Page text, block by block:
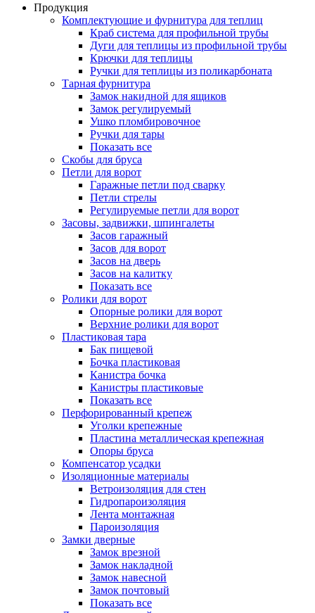
Продукция
Комплектующие и фурнитура для теплиц
Краб система для профильной трубы
Дуги для теплицы из профильной трубы
Крючки для теплицы
Ручки для теплицы из поликарбоната
Тарная фурнитура
Замок накидной для ящиков
Замок регулируемый
Ушко пломбировочное
Ручки для тары
Показать все
Скобы для бруса
Петли для ворот
Гаражные петли под сварку
Петли стрелы
Регулируемые петли для ворот
Засовы, задвижки, шпингалеты
Засов гаражный
Засов для ворот
Засов на дверь
Засов на калитку
Показать все
Ролики для ворот
Опорные ролики для ворот
Верхние ролики для ворот
Пластиковая тара
Бак пищевой
Бочка пластиковая
Канистра бочка
Канистры пластиковые
Показать все
Перфорированный крепеж
Уголки крепежные
Пластина металлическая крепежная
Опоры бруса
Компенсатор усадки
Изоляционные материалы
Ветроизоляция для стен
Гидропароизоляция
Лента монтажная
Пароизоляция
Замки дверные
Замок врезной
Замок накладной
Замок навесной
Замок почтовый
Показать все